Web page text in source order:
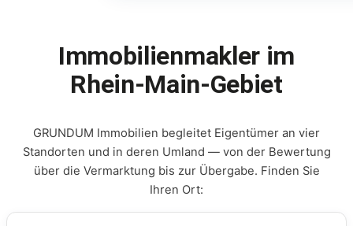
Immobilienmakler im
Rhein-Main-Gebiet
GRUNDUM Immobilien begleitet Eigentümer an vier
Standorten und in deren Umland — von der Bewertung
über die Vermarktung bis zur Übergabe. Finden Sie
Ihren Ort: